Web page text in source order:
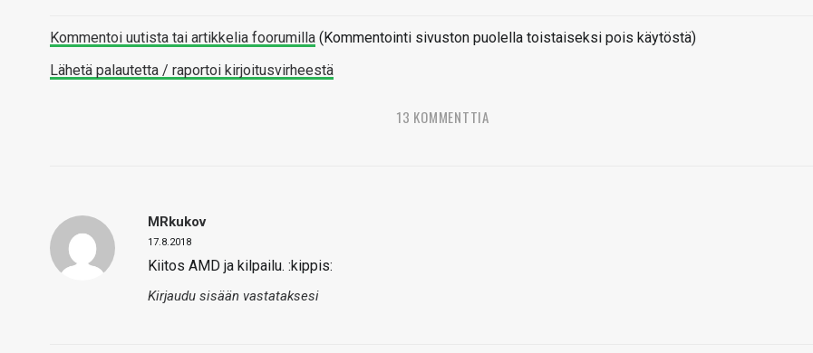
Kommentoi uutista tai artikkelia foorumilla (Kommentointi sivuston puolella toistaiseksi pois käytöstä)
Lähetä palautetta / raportoi kirjoitusvirheestä
13 KOMMENTTIA
MRkukov
17.8.2018
Kiitos AMD ja kilpailu. :kippis:
Kirjaudu sisään vastataksesi